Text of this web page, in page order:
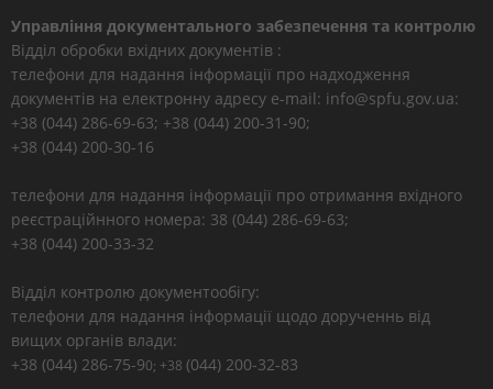
Управління документального забезпечення та контролю
Відділ обробки вхідних документів :
телефони для надання інформації про надходження
документів на електронну адресу e-mail: info@spfu.gov.ua:
+38 (044) 286-69-63; +38 (044) 200-31-90;
+38 (044) 200-30-16
телефони для надання інформації про отримання вхідного
реєстраційнного номера: 38 (044) 286-69-63;
+38 (044) 200-33-32
Відділ контролю документообігу:
телефони для надання інформації щодо дорученнь від
вищих органів влади:
+38 (044) 286-75-90; +38 (044) 200-32-83